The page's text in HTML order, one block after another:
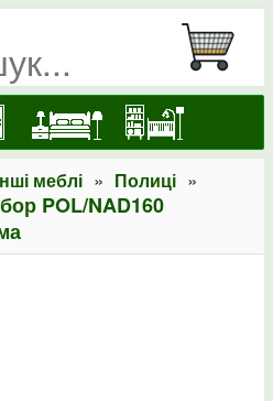
меблі » Полиці »
POL/NAD160